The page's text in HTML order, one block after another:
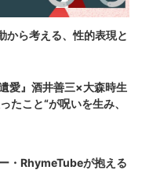
から考える、性的表現と
愛』酒井善三×大森時生
たこと“が呪いを生み、
・RhymeTubeが抱える